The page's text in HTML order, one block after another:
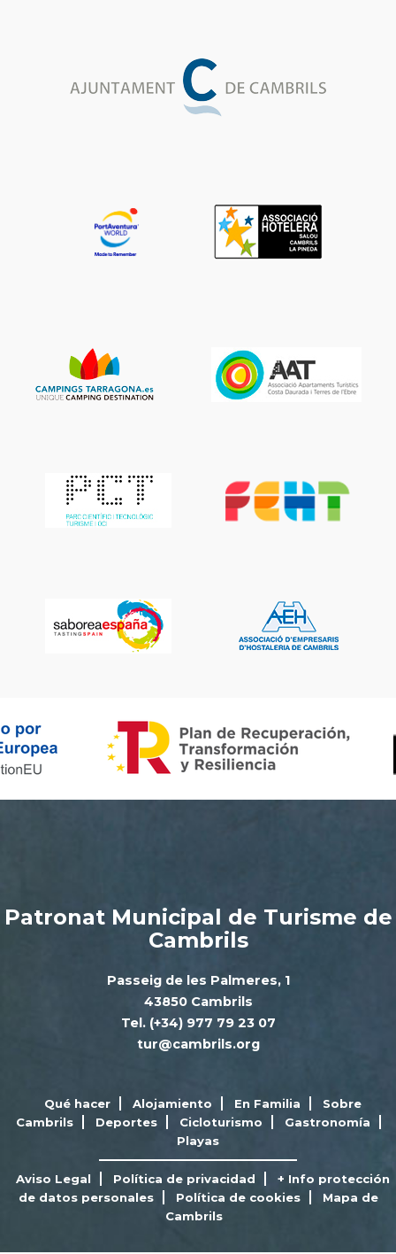
Patronat Municipal de Turisme de
Cambrils
Passeig de les Palmeres, 1
43850 Cambrils
Tel. (+34) 977 79 23 07
tur@cambrils.org
Qué hacer Alojamiento En Familia
Sobre
Cambrils
Deportes Cicloturismo
Gastronomía
Playas
Aviso Legal Política de privacidad
+ Info protección
de datos personales
Política de cookies
Mapa de
Cambrils